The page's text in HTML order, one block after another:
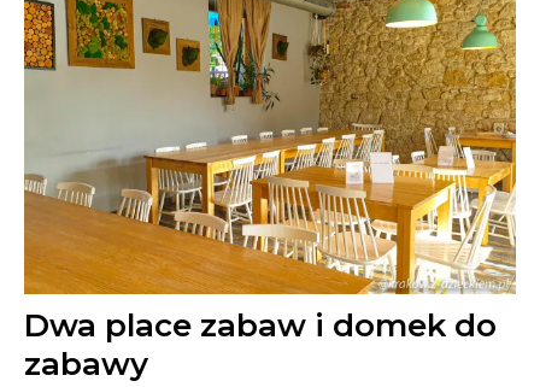
Dwa place zabaw i domek do
zabawy